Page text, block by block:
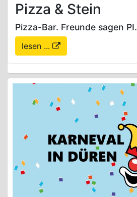
Pizza & Stein
Pizza-Bar. Freunde sagen PI.
lesen ...